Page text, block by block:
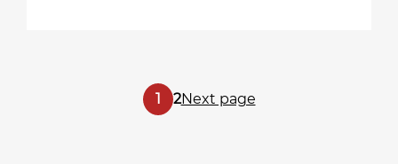
Paginación
Page
1 Page
2Next page